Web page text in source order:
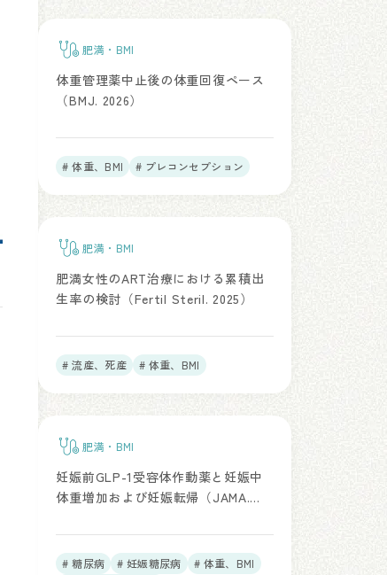
肥満・BMI
体重管理薬中止後の体重回復ペース
（BMJ. 2026）
# 体重、BMI # プレコンセプション
肥満・BMI
肥満女性のART治療における累積出
生率の検討（Fertil Steril. 2025）
# 流産、死産 # 体重、BMI
肥満・BMI
妊娠前GLP-1受容体作動薬と妊娠中
体重増加および妊娠転帰（JAMA.
# 糖尿病 # 妊娠糖尿病
# 体重、BMI